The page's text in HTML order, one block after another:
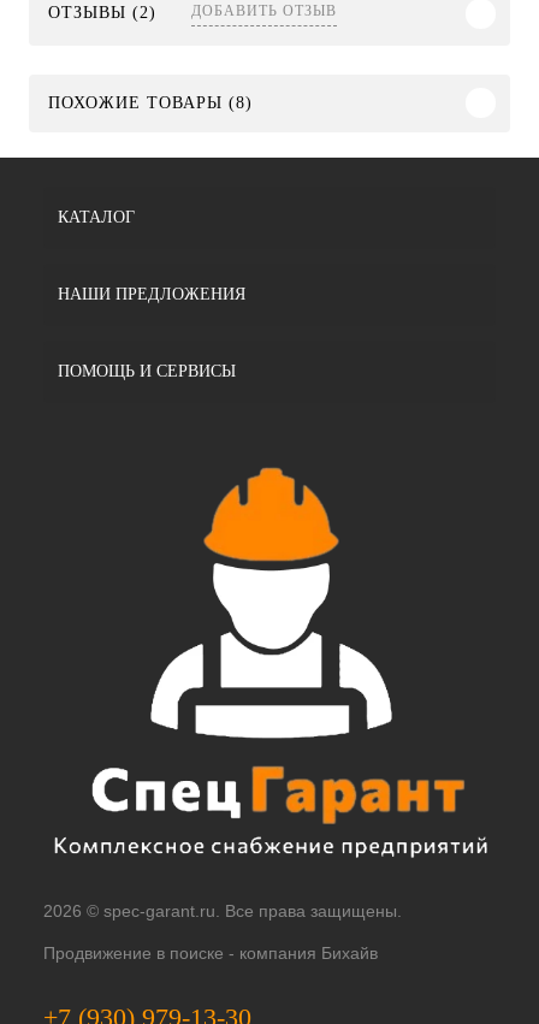
ОТЗЫВЫ (2) ДОБАВИТЬ ОТЗЫВ
ПОХОЖИЕ ТОВАРЫ (8)
КАТАЛОГ
НАШИ ПРЕДЛОЖЕНИЯ
ПОМОЩЬ И СЕРВИСЫ
2026 © spec-garant.ru. Все права защищены.
Продвижение в поиске - компания Бихайв
+7 (930) 979-13-30